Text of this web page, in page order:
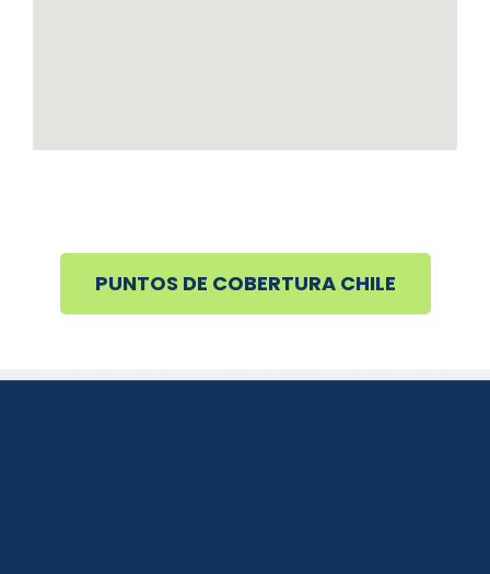
PUNTOS DE COBERTURA CHILE